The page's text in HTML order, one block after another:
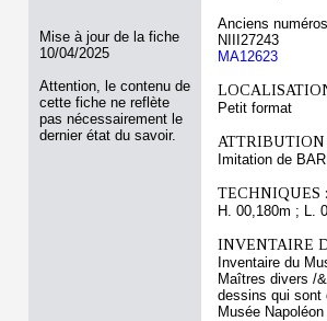
Mise à jour de la fiche
10/04/2025
Attention, le contenu de
cette fiche ne reflète
pas nécessairement le
dernier état du savoir.
Anciens
NIII27243
MA12623
Petit format
Imitation de
TECHNIQUES :
H. 00,180m ; L.
INVENTAIRE
Inventaire du
Maîtres divers /
dessins qui sont
Musée